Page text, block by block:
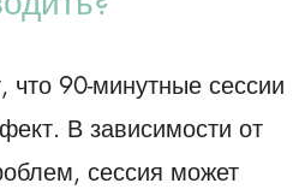
90-минутные сессии
В зависимости от
сессия может